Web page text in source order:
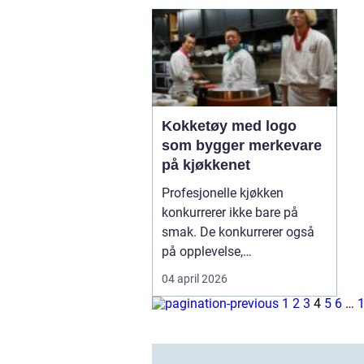
Kokketøy med logo
som bygger merkevare
på kjøkkenet
Profesjonelle kjøkken
konkurrerer ikke bare på
smak. De konkurrerer også
på opplevelse,
gjenkjennels...
04 april 2026
1 2 3 4 5 6 …